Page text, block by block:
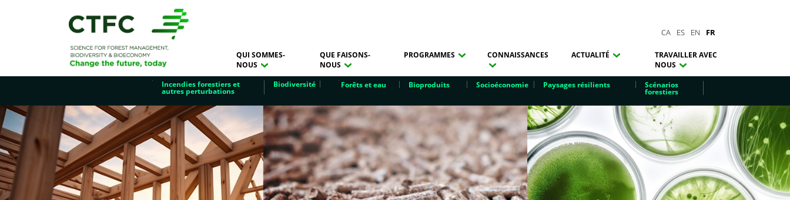
CA ES EN FR
QUI SOMMES-
NOUS
QUE FAISONS-
NOUS
PROGRAMMES CONNAISSANCES ACTUALITÉ
TRAVAILLER AVEC
NOUS
Incendies forestiers et
autres perturbations
Biodiversité Forêts et eau Bioproduits Socioéconomie Paysages résilients Scénarios
forestiers